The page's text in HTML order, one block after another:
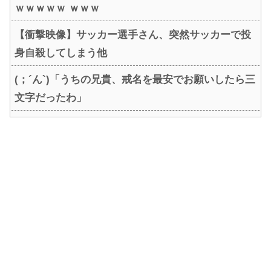
ｗｗｗｗｗ ｗｗｗ
【衝撃映像】サッカー選手さん、突然サッカーで投
身自殺してしまう他
(；´ん`)「うちの兄貴、戒名を最安でお願いしたら三
文字だったわ」